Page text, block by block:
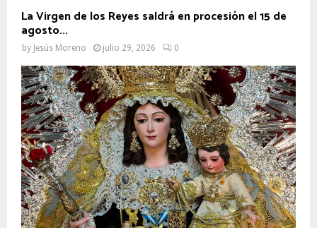
La Virgen de los Reyes saldrá en procesión el 15 de
agosto...
by Jesús Moreno julio 29, 2026 0